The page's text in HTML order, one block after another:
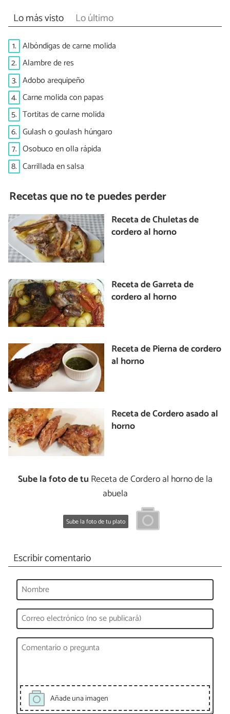
Lo más visto Lo último
1. Albóndigas de carne molida
2. Alambre de res
3. Adobo arequipeño
4. Carne molida con papas
5. Tortitas de carne molida
6. Gulash o goulash húngaro
7. Osobuco en olla rápida
8. Carrillada en salsa
Recetas que no te puedes perder
Receta de Chuletas de
cordero al horno
Receta de Garreta de
cordero al horno
Receta de Pierna de cordero
al horno
Receta de Cordero asado al
horno
Sube la foto de tu Receta de Cordero al horno de la
abuela
Sube la foto de tu plato
Escribir comentario
Añade una imagen